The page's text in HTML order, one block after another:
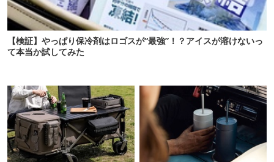
【検証】やっぱり保冷剤はロゴスが“最強”！？アイスが溶けないっ
て本当か試してみた